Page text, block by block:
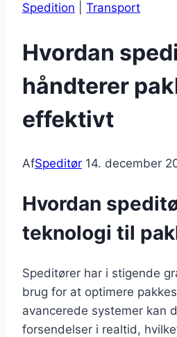
Spedition Transport
Hvordan
håndterer
effektivt
AfSpeditør 14. december
Hvordan
teknologi til
Speditører har i stigende
brug for at optimere
avancerede systemer kan
forsendelser i realtid,